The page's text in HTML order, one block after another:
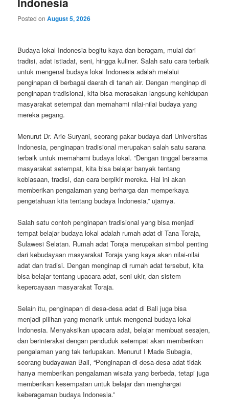
Posted onAugust 5, 2026
Budaya lokal Indonesia begitu kaya dan beragam, mulai dari
tradisi, adat istiadat, seni, hingga kuliner. Salah satu cara terbaik
untuk mengenal budaya lokal Indonesia adalah melalui
penginapan di berbagai daerah di tanah air. Dengan menginap di
penginapan tradisional, kita bisa merasakan langsung kehidupan
masyarakat setempat dan memahami nilai-nilai budaya yang
mereka pegang.
Menurut Dr. Arie Suryani, seorang pakar budaya dari Universitas
Indonesia, penginapan tradisional merupakan salah satu sarana
terbaik untuk memahami budaya lokal. “Dengan tinggal bersama
masyarakat setempat, kita bisa belajar banyak tentang
kebiasaan, tradisi, dan cara berpikir mereka. Hal ini akan
memberikan pengalaman yang berharga dan memperkaya
pengetahuan kita tentang budaya Indonesia,” ujarnya.
Salah satu contoh penginapan tradisional yang bisa menjadi
tempat belajar budaya lokal adalah rumah adat di Tana Toraja,
Sulawesi Selatan. Rumah adat Toraja merupakan simbol penting
dari kebudayaan masyarakat Toraja yang kaya akan nilai-nilai
adat dan tradisi. Dengan menginap di rumah adat tersebut, kita
bisa belajar tentang upacara adat, seni ukir, dan sistem
kepercayaan masyarakat Toraja.
Selain itu, penginapan di desa-desa adat di Bali juga bisa
menjadi pilihan yang menarik untuk mengenal budaya lokal
Indonesia. Menyaksikan upacara adat, belajar membuat sesajen,
dan berinteraksi dengan penduduk setempat akan memberikan
pengalaman yang tak terlupakan. Menurut I Made Subagia,
seorang budayawan Bali, “Penginapan di desa-desa adat tidak
hanya memberikan pengalaman wisata yang berbeda, tetapi juga
memberikan kesempatan untuk belajar dan menghargai
keberagaman budaya Indonesia.”